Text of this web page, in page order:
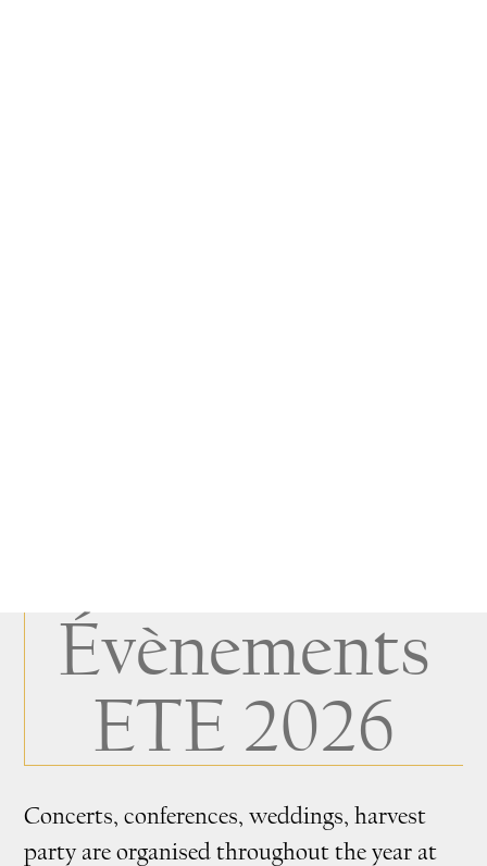
Évènements
ETE 2026
Concerts, conferences, weddings, harvest
party are organised throughout the year at